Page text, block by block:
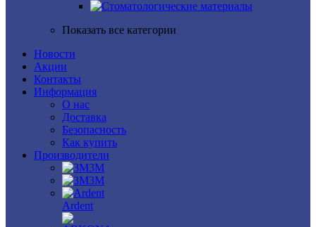
Показать все категории
Новости
Акции
Контакты
Информация
О нас
Доставка
Безопасность
Как купить
Производители
3M
3М
Ardent